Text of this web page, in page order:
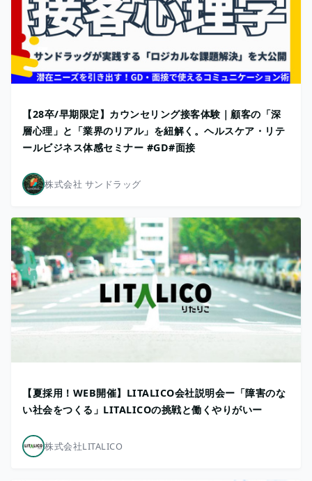
【28卒/早期限定】カウンセリング接客体験｜顧客の「深
層心理」と「業界のリアル」を紐解く。ヘルスケア・リテ
ールビジネス体感セミナー #GD#面接
株式会社 サンドラッグ
【夏採用！WEB開催】LITALICO会社説明会ー「障害のな
い社会をつくる」LITALICOの挑戦と働くやりがいー
株式会社LITALICO